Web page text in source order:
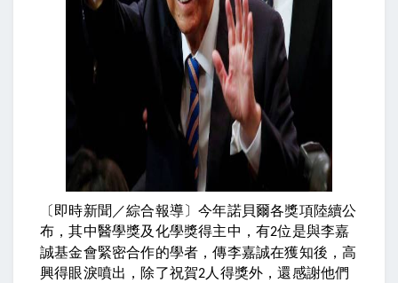
〔即時新聞／綜合報導〕今年諾貝爾各獎項陸續公
布，其中醫學獎及化學獎得主中，有2位是與李嘉
誠基金會緊密合作的學者，傳李嘉誠在獲知後，高
興得眼淚噴出，除了祝賀2人得獎外，還感謝他們